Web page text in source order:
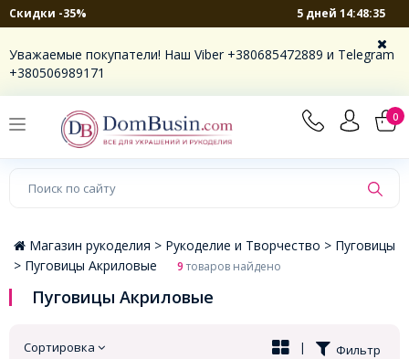
Скидки -35% 5 дней 14:48:35
Уважаемые покупатели! Наш Viber +380685472889 и Telegram
+380506989171
0
×
Магазин рукоделия > Рукоделие и Творчество > Пуговицы
> Пуговицы Акриловые 9товаров найдено
Пуговицы Акриловые
Сортировка Фильтр
|